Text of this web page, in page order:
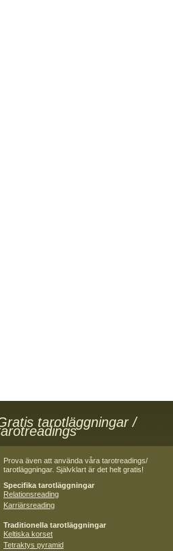
tarotläggningar /
Prova även att använda våra tarotreadings/
tarotläggningar. Självklart är det helt gratis!
Specifika tarotläggningar
Relationsreading
Karriärsreading
Traditionella tarotläggningar
Keltiska korset
Tetraktys pyramid